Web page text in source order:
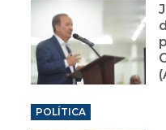
POLÍTICA